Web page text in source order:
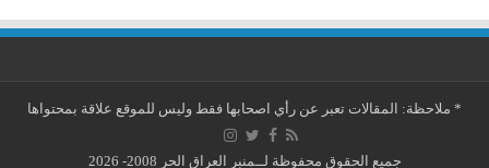
* ملاحظة: المقالات تعبر عن رأي اصحابها فقط وليس للموقع علاقة بمحتواها
جميع الحقوق محفوظة لــمنبر العراق الحر 2008- 2026